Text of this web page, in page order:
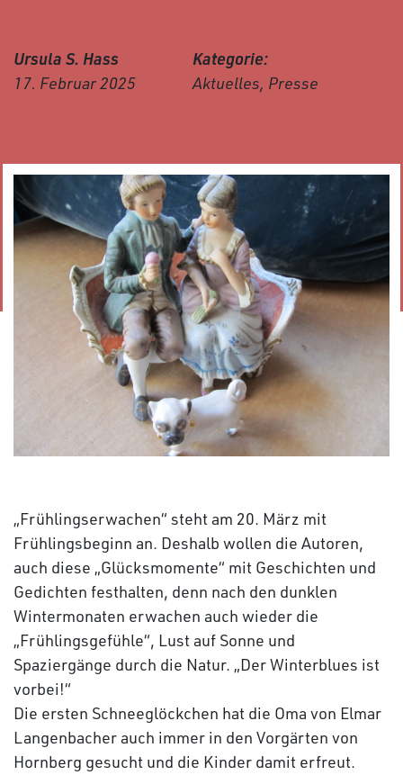
Ursula S. Hass
17. Februar 2025
Kategorie:
Aktuelles, Presse
„Frühlingserwachen“ steht am 20. März mit
Frühlingsbeginn an. Deshalb wollen die Autoren,
auch diese „Glücksmomente“ mit Geschichten und
Gedichten festhalten, denn nach den dunklen
Wintermonaten erwachen auch wieder die
„Frühlingsgefühle“, Lust auf Sonne und
Spaziergänge durch die Natur. „Der Winterblues ist
vorbei!“
Die ersten Schneeglöckchen hat die Oma von Elmar
Langenbacher auch immer in den Vorgärten von
Hornberg gesucht und die Kinder damit erfreut.